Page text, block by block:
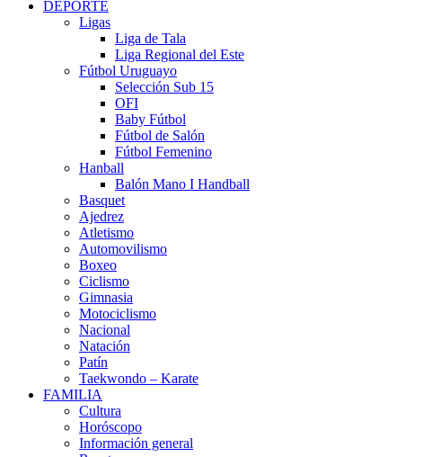
DEPORTE
Ligas
Liga de Tala
Liga Regional del Este
Fútbol Uruguayo
Selección Sub 15
OFI
Baby Fútbol
Fútbol de Salón
Fútbol Femenino
Hanball
Balón Mano I Handball
Basquet
Ajedrez
Atletismo
Automovilismo
Boxeo
Ciclismo
Gimnasia
Motociclismo
Nacional
Natación
Patín
Taekwondo – Karate
FAMILIA
Cultura
Horóscopo
Información general